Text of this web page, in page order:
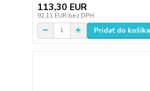
113,30 EUR
92,11 EUR bez DPH
Pridať do košíka